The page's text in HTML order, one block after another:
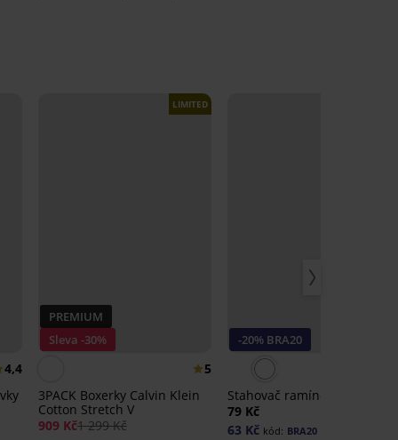
4,4
PREMIUM
Sleva -30%
LIMITED
5
3PACK Boxerky Calvin Klein
Cotton Stretch V
909 Kč1 299 Kč
-20% BRA20
Stahovač ramínek I
79 Kč
63 Kč kód: BRA20